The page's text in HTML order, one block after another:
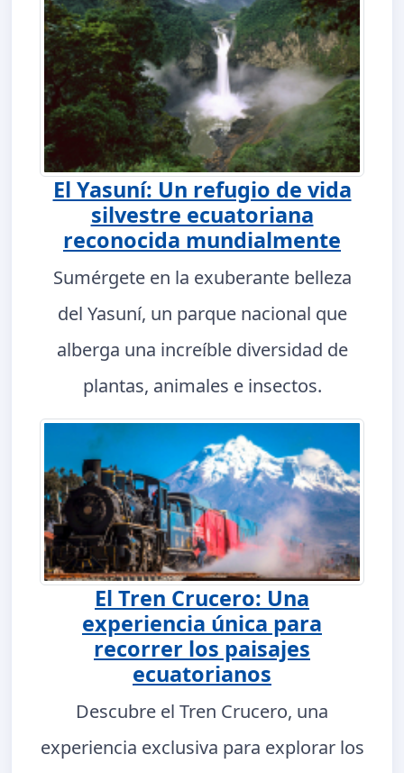
El Yasuní: Un refugio de vida
silvestre ecuatoriana
reconocida mundialmente
Sumérgete en la exuberante belleza
del Yasuní, un parque nacional que
alberga una increíble diversidad de
plantas, animales e insectos.
El Tren Crucero: Una
experiencia única para
recorrer los paisajes
ecuatorianos
Descubre el Tren Crucero, una
experiencia exclusiva para explorar los